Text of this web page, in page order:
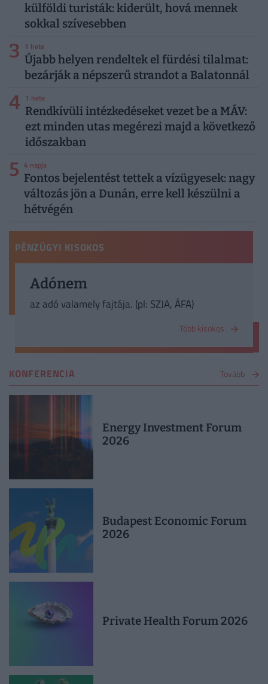
külföldi turisták: kiderült, hová mennek
sokkal szívesebben
3 1 hete
Újabb helyen rendeltek el fürdési tilalmat:
bezárják a népszerű strandot a Balatonnál
4 1 hete
Rendkívüli intézkedéseket vezet be a MÁV:
ezt minden utas megérezi majd a következő
időszakban
5 4 napja
Fontos bejelentést tettek a vízügyesek: nagy
változás jön a Dunán, erre kell készülni a
hétvégén
PÉNZÜGYI KISOKOS
Adónem
az adó valamely fajtája. (pl: SZJA, ÁFA)
Több kisokos
KONFERENCIA Tovább
Energy Investment Forum
2026
Budapest Economic Forum
2026
Private Health Forum 2026